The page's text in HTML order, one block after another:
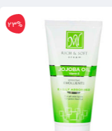
23%